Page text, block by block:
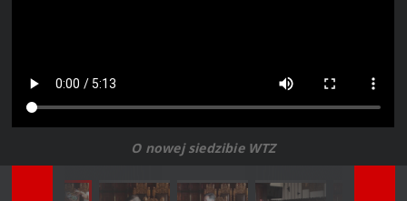
O nowej siedzibie WTZ